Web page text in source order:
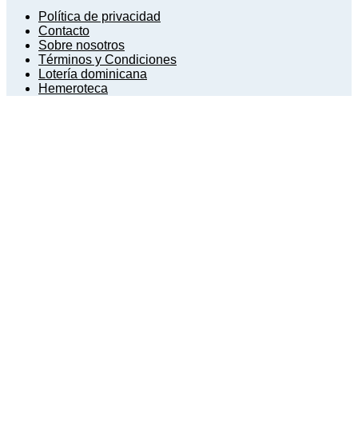
Política de privacidad
Contacto
Sobre nosotros
Términos y Condiciones
Lotería dominicana
Hemeroteca